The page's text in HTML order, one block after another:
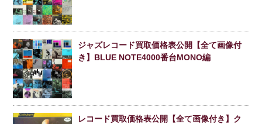
ジャズレコード買取価格表公開【全て画像付
き】BLUE NOTE4000番台MONO編
レコード買取価格表公開【全て画像付き】ク